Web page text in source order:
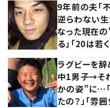
9年前の夫「
逆らわない
なった現在
る」「20は若
ラグビーを辞
中1男子→そ
かの姿”に…「
たの？」「雰